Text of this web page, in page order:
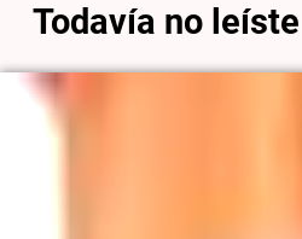
Todavía no leíste